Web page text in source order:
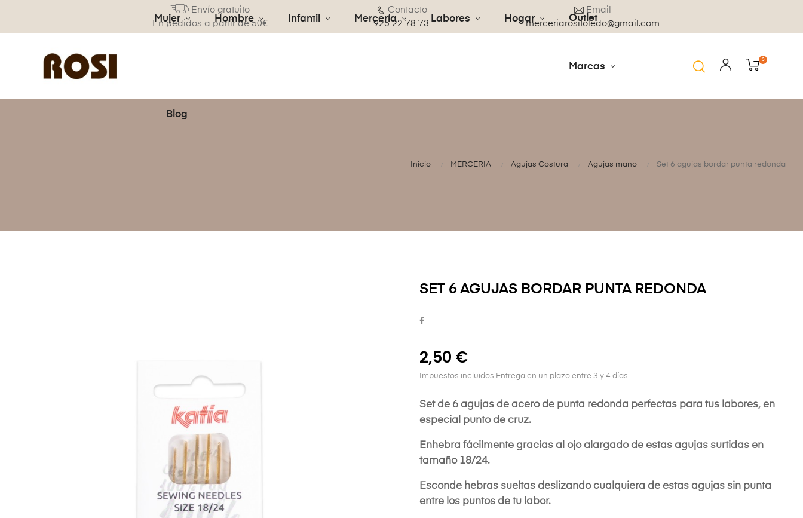
Envío gratuito
En pedidos a partir de 50€
Contacto
925 22 78 73
Email
merceriarositoledo@gmail.com
Mujer Hombre Infantil Mercería Labores Hogar Outlet
Marcas
Blog
0
Inicio MERCERIA Agujas Costura Agujas mano Set 6 agujas bordar punta redonda
SET 6 AGUJAS BORDAR PUNTA REDONDA
2,50 €
Impuestos incluidos Entrega en un plazo entre 3 y 4 días
Set de 6 agujas de acero de punta redonda perfectas para tus labores, en
especial punto de cruz.
Enhebra fácilmente gracias al ojo alargado de estas agujas surtidas en
tamaño 18/24.
Esconde hebras sueltas deslizando cualquiera de estas agujas sin punta
entre los puntos de tu labor.